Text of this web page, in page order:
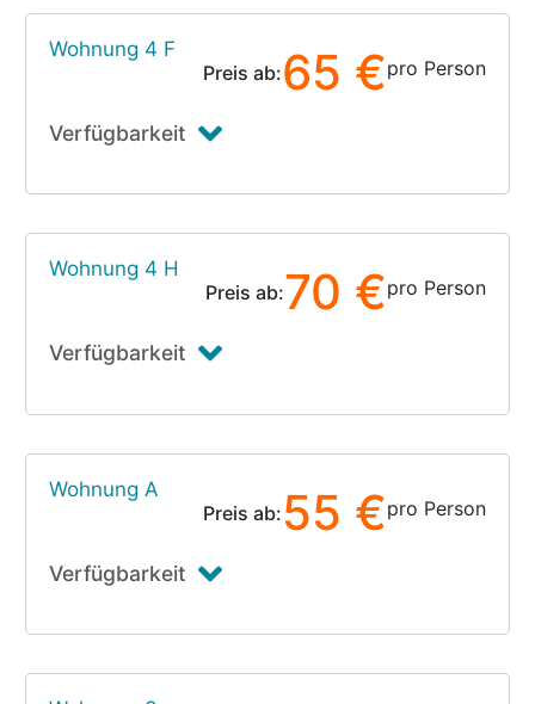
Wohnung 4 F
Preis ab:65 €pro Person
Verfügbarkeit
Wohnung 4 H
Preis ab:70 €pro Person
Verfügbarkeit
Wohnung A
Preis ab: 55 €pro Person
Verfügbarkeit